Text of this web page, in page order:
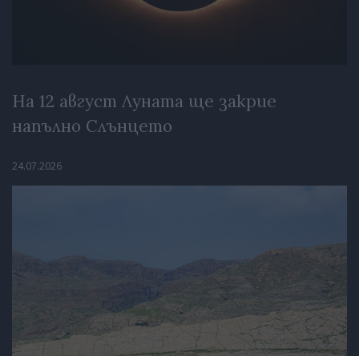
На 12 август Луната ще закрие
напълно Слънцето
24.07.2026